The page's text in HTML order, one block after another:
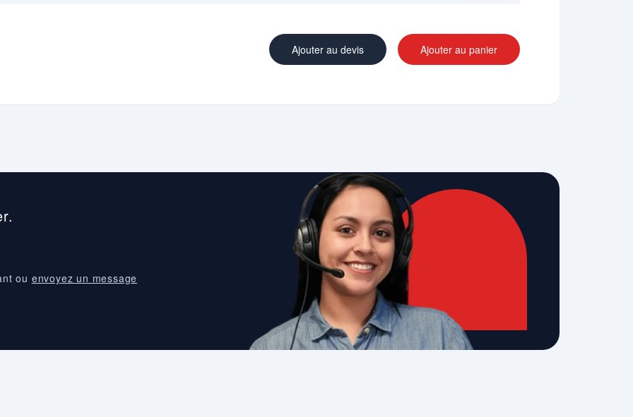
Ajouter au devis Ajouter au panier
ou envoyez un message